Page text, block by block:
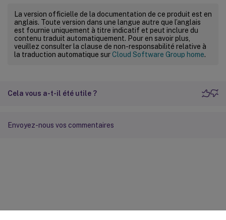
La version officielle de la documentation de ce produit est en
anglais. Toute version dans une langue autre que l’anglais
est fournie uniquement à titre indicatif et peut inclure du
contenu traduit automatiquement. Pour en savoir plus,
veuillez consulter la clause de non-responsabilité relative à
la traduction automatique surCloud Software Group home.
Cela vous a-t-il été utile ?
Envoyez-nous vos commentaires